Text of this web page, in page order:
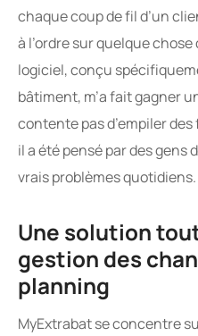
chaque coup de fil d’un
à l’ordre sur quelque chose
logiciel, conçu
bâtiment, m’a fait gagner
contente pas d’empiler
il a été pensé par des gens
vrais problèmes quotidiens.
Une solution
gestion des
planning
MyExtrabat se concentre